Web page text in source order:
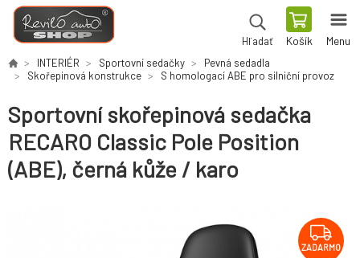
Hľadať Košík Menu
INTERIÉR Sportovní sedačky
Pevná sedadla
Skořepinová konstrukce
S homologací ABE pro silniční provoz
Sportovní skořepinová sedačka
RECARO Classic Pole Position
(ABE), černá kůže / karo
ZADARMO